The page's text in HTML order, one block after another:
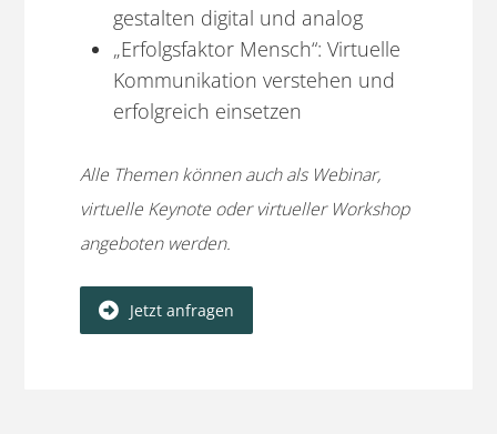
gestalten digital und analog
„Erfolgsfaktor Mensch“: Virtuelle
Kommunikation verstehen und
erfolgreich einsetzen
Alle Themen können auch als Webinar,
virtuelle Keynote oder virtueller Workshop
angeboten werden.
Jetzt anfragen